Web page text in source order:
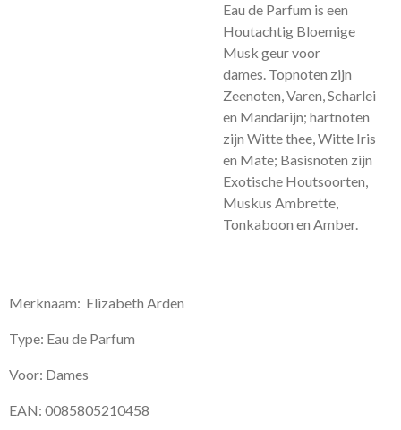
Eau de Parfum is een
Houtachtig Bloemige
Musk geur voor
dames. Topnoten zijn
Zeenoten, Varen, Scharlei
en Mandarijn; hartnoten
zijn Witte thee, Witte Iris
en Mate; Basisnoten zijn
Exotische Houtsoorten,
Muskus Ambrette,
Tonkaboon en Amber.
Merknaam: Elizabeth Arden
Type: Eau de Parfum
Voor: Dames
EAN: 0085805210458